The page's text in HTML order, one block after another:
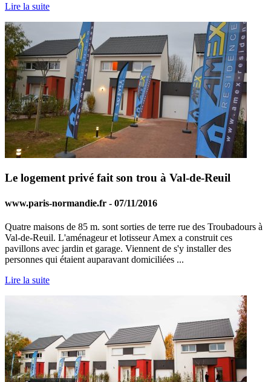
Lire la suite
Le logement privé fait son trou à Val-de-Reuil
www.paris-normandie.fr - 07/11/2016
Quatre maisons de 85 m. sont sorties de terre rue des Troubadours à
Val-de-Reuil. L'aménageur et lotisseur Amex a construit ces
pavillons avec jardin et garage. Viennent de s'y installer des
personnes qui étaient auparavant domiciliées ...
Lire la suite